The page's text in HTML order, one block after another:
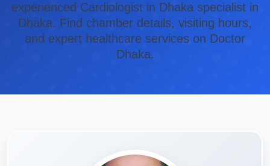
experienced Cardiologist in Dhaka specialist in
Dhaka. Find chamber details, visiting hours,
and expert healthcare services on Doctor
Dhaka.